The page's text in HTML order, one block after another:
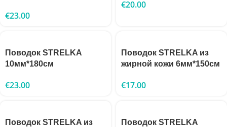
€23.00
€20.00
Поводок STRELKA
10мм*180см
€23.00
Поводок STRELKA из
жирной кожи 6мм*150см
€17.00
Поводок STRELKA из
Поводок STRELKA